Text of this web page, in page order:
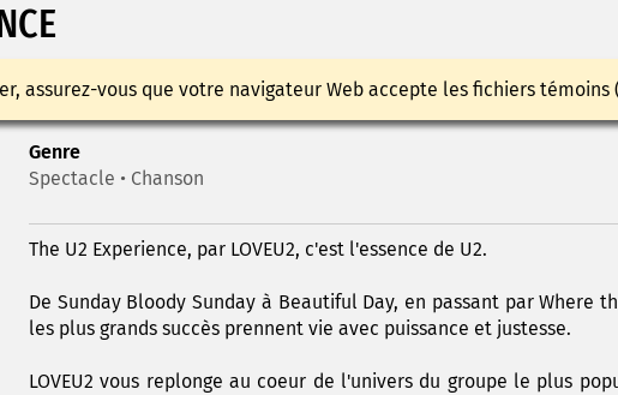
assurez-vous que votre navigateur Web accepte les fichiers témoins
Genre
Spectacle • Chanson
The U2 Experience, par LOVEU2, c'est l'essence de U2.
De Sunday Bloody Sunday à Beautiful Day, en passant par Where
les plus grands succès prennent vie avec puissance et justesse.
LOVEU2 vous replonge au coeur de l'univers du groupe le plus